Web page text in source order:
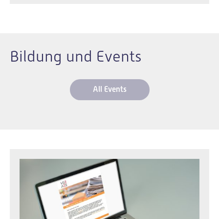
Bildung und Events
All Events